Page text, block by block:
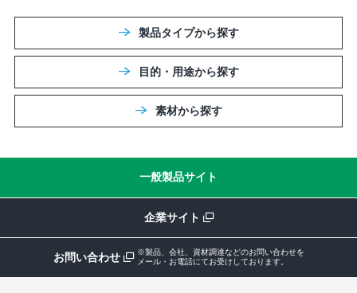
製品タイプから探す
目的・用途から探す
素材から探す
一般製品サイト
企業サイト
お問い合わせ
※製品、会社、資材調達などのお問い合わせを
メール・お電話にてお受けしております。